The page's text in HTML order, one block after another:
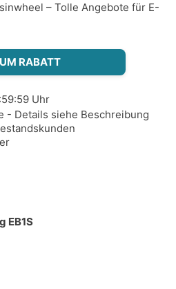
– Tolle Angebote für E-
RABATT
Uhr
- Details siehe Beschreibung
EB1S